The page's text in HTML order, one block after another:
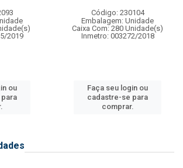
2019
ou
Código: 230104
Embalagem: Unidade
Caixa Com: 280 Unidade(s)
Inmetro: 003272/2018
Faça seu login ou
cadastre-se para
comprar.